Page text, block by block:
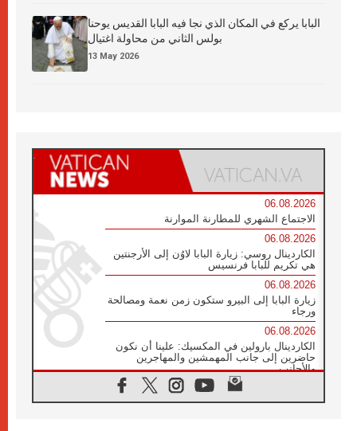
البابا يركع في المكان الذي نجا فيه البابا القديس يوحنا
بولس الثاني من محاولة اغتيال
13 May 2026
06.08.2026
الاجتماع الشهري للمطارنة الموارنة
06.08.2026
الكاردينال روسي: زيارة البابا لاوُن إلى الأرجنتين
هي تكريم للبابا فرنسيس
06.08.2026
زيارة البابا إلى البيرو ستكون زمن نعمة ومصالحة
ورجاء
06.08.2026
الكاردينال بارولين في المكسيك: علينا أن نكون
حاضرين إلى جانب المهمشين والمهاجرين
والأجانب
البابا لاوُن الرابع عشر للشباب في أسيزي: